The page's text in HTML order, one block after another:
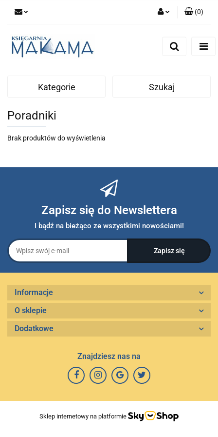
(0)
Kategorie Szukaj
Poradniki
Brak produktów do wyświetlenia
Zapisz się do Newslettera
I bądź na bieżąco ze wszystkimi nowościami!
Informacje
O sklepie
Dodatkowe
Znajdziesz nas na
Sklep internetowy na platformie